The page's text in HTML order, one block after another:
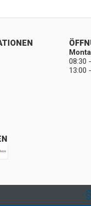
08:30
13:00